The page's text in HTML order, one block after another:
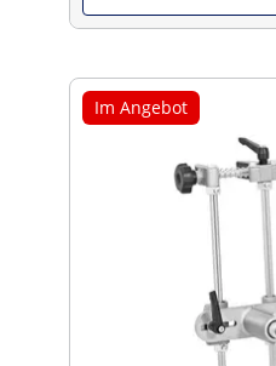
Im Angebot